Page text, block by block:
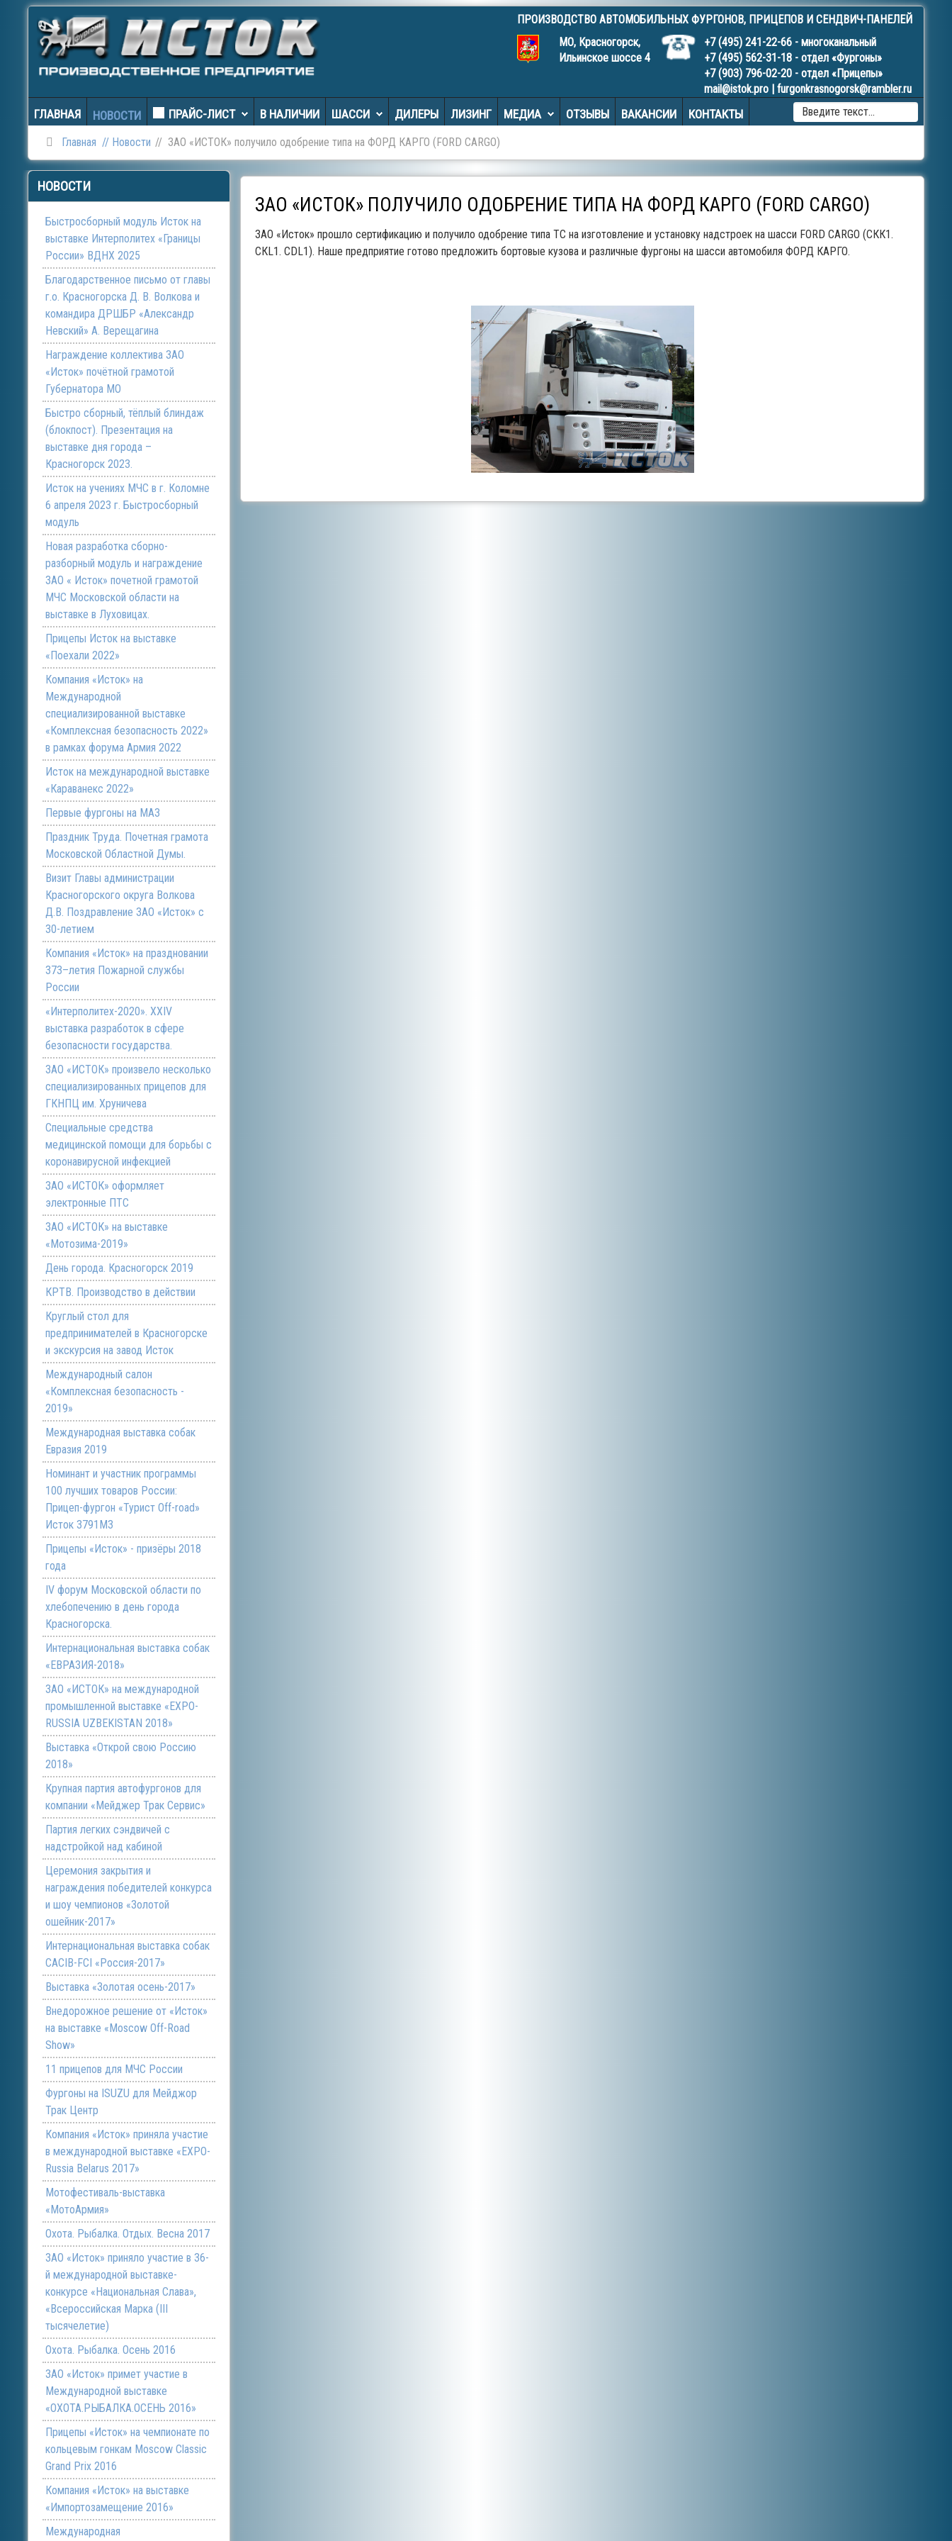
ПРОИЗВОДСТВО АВТОМОБИЛЬНЫХ ФУРГОНОВ, ПРИЦЕПОВ И СЕНДВИЧ-ПАНЕЛЕЙ
МО, Красногорск,
Ильинское шоссе 4
+7 (495) 241-22-66 - многоканальный
+7 (495) 562-31-18 - отдел «Фургоны»
+7 (903) 796-02-20 - отдел «Прицепы»
mail@istok.pro | furgonkrasnogorsk@rambler.ru
ГЛАВНАЯ НОВОСТИ ПРАЙС-ЛИСТ В НАЛИЧИИ ШАССИ ДИЛЕРЫ ЛИЗИНГ МЕДИА ОТЗЫВЫ ВАКАНСИИ КОНТАКТЫ
FOR
Главная Новости ЗАО «ИСТОК» получило одобрение типа на ФОРД КАРГО (FORD CARGO)
ЗАО «ИСТОК» ПОЛУЧИЛО ОДОБРЕНИЕ ТИПА НА ФОРД КАРГО (FORD CARGO)
ЗАО «Исток» прошло сертификацию и получило одобрение типа ТС на изготовление и установку надстроек на шасси FORD CARGO (СКК1.
СКL1. CDL1). Наше предприятие готово предложить бортовые кузова и различные фургоны на шасси автомобиля ФОРД КАРГО.
НОВОСТИ
Быстросборный модуль Исток на
выставке Интерполитех «Границы
России» ВДНХ 2025
Благодарственное письмо от главы
г.о. Красногорска Д. В. Волкова и
командира ДРШБР «Александр
Невский» А. Верещагина
Награждение коллектива ЗАО
«Исток» почётной грамотой
Губернатора МО
Быстро сборный, тёплый блиндаж
(блокпост). Презентация на
выставке дня города –
Красногорск 2023.
Исток на учениях МЧС в г. Коломне
6 апреля 2023 г. Быстросборный
модуль
Новая разработка сборно-
разборный модуль и награждение
ЗАО « Исток» почетной грамотой
МЧС Московской области на
выставке в Луховицах.
Прицепы Исток на выставке
«Поехали 2022»
Компания «Исток» на
Международной
специализированной выставке
«Комплексная безопасность 2022»
в рамках форума Армия 2022
Исток на международной выставке
«Караванекс 2022»
Первые фургоны на МАЗ
Праздник Труда. Почетная грамота
Московской Областной Думы.
Визит Главы администрации
Красногорского округа Волкова
Д.В. Поздравление ЗАО «Исток» с
30-летием
Компания «Исток» на праздновании
373–летия Пожарной службы
России
«Интерполитех-2020». ХХIV
выставка разработок в сфере
безопасности государства.
ЗАО «ИСТОК» произвело несколько
специализированных прицепов для
ГКНПЦ им. Хруничева
Специальные средства
медицинской помощи для борьбы с
коронавирусной инфекцией
ЗАО «ИСТОК» оформляет
электронные ПТС
ЗАО «ИСТОК» на выставке
«Мотозима-2019»
День города. Красногорск 2019
КРТВ. Производство в действии
Круглый стол для
предпринимателей в Красногорске
и экскурсия на завод Исток
Международный салон
«Комплексная безопасность -
2019»
Международная выставка собак
Евразия 2019
Номинант и участник программы
100 лучших товаров России:
Прицеп-фургон «Турист Off-road»
Исток 3791М3
Прицепы «Исток» - призёры 2018
года
IV форум Московской области по
хлебопечению в день города
Красногорска.
Интернациональная выставка собак
«ЕВРАЗИЯ-2018»
ЗАО «ИСТОК» на международной
промышленной выставке «EXPO-
RUSSIA UZBEKISTAN 2018»
Выставка «Открой свою Россию
2018»
Крупная партия автофургонов для
компании «Мейджер Трак Сервис»
Партия легких сэндвичей с
надстройкой над кабиной
Церемония закрытия и
награждения победителей конкурса
и шоу чемпионов «Золотой
ошейник-2017»
Интернациональная выставка собак
CACIB-FCI «Россия-2017»
Выставка «Золотая осень-2017»
Внедорожное решение от «Исток»
на выставке «Moscow Off-Road
Show»
11 прицепов для МЧС России
Фургоны на ISUZU для Мейджор
Трак Центр
Компания «Исток» приняла участие
в международной выставке «EXPO-
Russia Belarus 2017»
Мотофестиваль-выставка
«МотоАрмия»
Охота. Рыбалка. Отдых. Весна 2017
ЗАО «Исток» приняло участие в 36-
й международной выставке-
конкурсе «Национальная Слава»,
«Всероссийская Марка (III
тысячелетие)
Охота. Рыбалка. Осень 2016
ЗАО «Исток» примет участие в
Международной выставке
«ОХОТА.РЫБАЛКА.ОСЕНЬ 2016»
Прицепы «Исток» на чемпионате по
кольцевым гонкам Moscow Classic
Grand Prix 2016
Компания «Исток» на выставке
«Импортозамещение 2016»
Международная